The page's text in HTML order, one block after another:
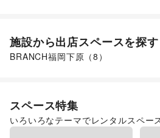
施設から出店スペースを探す
BRANCH福岡下原 （8 ）
スペース特集
いろいろなテーマでレンタルスペー